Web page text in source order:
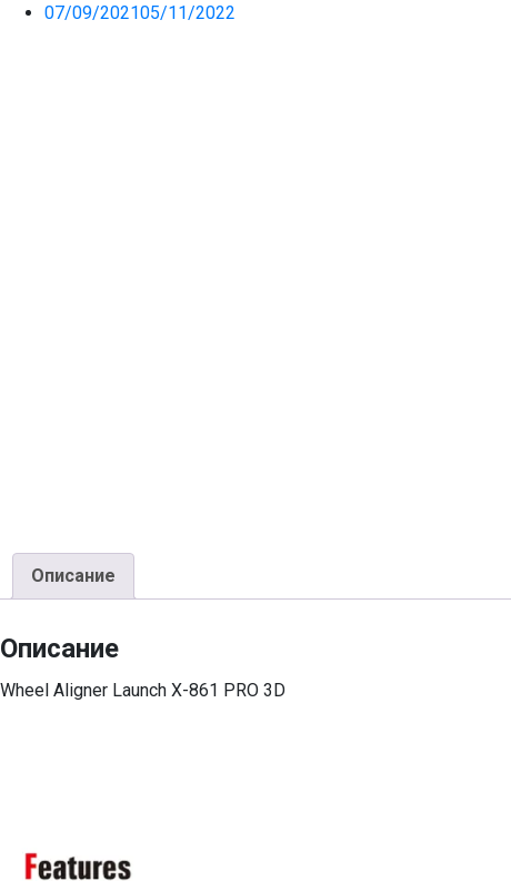
07/09/202105/11/2022
Описание
Описание
Wheel Aligner Launch X-861 PRO 3D